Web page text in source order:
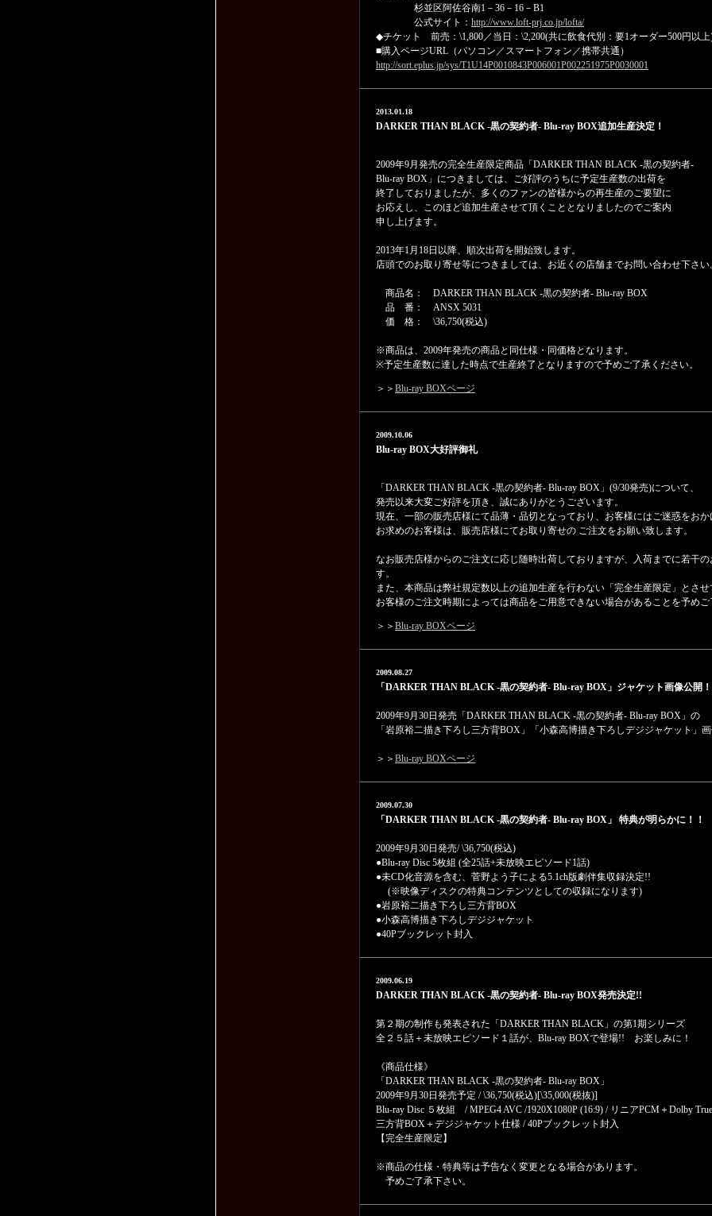
杉並区阿佐谷南1－36－16－B1
公式サイト： http://www.loft-prj.co.jp/lofta/
◆チケット 前売：\1,800／当日：\2,200(共に飲食代別：要1オーダー500円以上
■購入ページURL（パソコン／スマートフォン／携帯共通）
http://sort.eplus.jp/sys/T1U14P0010843P006001P002251975P0030001
2013.01.18
DARKER THAN BLACK -黒の契約者- Blu-ray BOX追加生産決定！
2009年9月発売の完全生産限定商品「DARKER THAN BLACK -黒の契約者-
Blu-ray BOX」につきましては、ご好評のうちに予定生産数の出荷を
終了しておりましたが、多くのファンの皆様からの再生産のご要望に
お応えし、このほど追加生産させて頂くこととなりましたのでご案内
申し上げます。
2013年1月18日以降、順次出荷を開始致します。
店頭でのお取り寄せ等につきましては、お近くの店舗までお問い合わせ下さい
商品名： DARKER THAN BLACK -黒の契約者- Blu-ray BOX
品 番： ANSX 5031
価 格： \36,750(税込)
※商品は、2009年発売の商品と同仕様・同価格となります。
※予定生産数に達した時点で生産終了となりますので予めご了承ください。
＞＞ Blu-ray BOXページ
2009.10.06
Blu-ray BOX大好評御礼
「DARKER THAN BLACK -黒の契約者- Blu-ray BOX」(9/30発売)について、
発売以来大変ご好評を頂き、誠にありがとうございます。
現在、一部の販売店様にて品薄・品切となっており、お客様にはご迷惑をお
お求めのお客様は、販売店様にてお取り寄せの ご注文をお願い致します。
なお販売店様からのご注文に応じ随時出荷しておりますが、入荷までに若干
す。
また、本商品は弊社規定数以上の追加生産を行わない「完全生産限定」とさ
お客様のご注文時期によっては商品をご用意できない場合があることを予め
＞＞ Blu-ray BOXページ
2009.08.27
「DARKER THAN BLACK -黒の契約者- Blu-ray BOX」ジャケット画像公開！
2009年9月30日発売「DARKER THAN BLACK -黒の契約者- Blu-ray BOX」の
「岩原裕二描き下ろし三方背BOX」「小森高博描き下ろしデジジャケット」
＞＞ Blu-ray BOXページ
2009.07.30
「DARKER THAN BLACK -黒の契約者- Blu-ray BOX」 特典が明らかに！！
2009年9月30日発売/ \36,750(税込)
●Blu-ray Disc 5枚組 (全25話+未放映エピソード1話)
●未CD化音源を含む、菅野よう子による5.1ch版劇伴集収録決定!!
(※映像ディスクの特典コンテンツとしての収録になります)
●岩原裕二描き下ろし三方背BOX
●小森高博描き下ろしデジジャケット
●40Pブックレット封入
2009.06.19
DARKER THAN BLACK -黒の契約者- Blu-ray BOX発売決定!!
第２期の制作も発表された「DARKER THAN BLACK」の第1期シリーズ
全２５話＋未放映エピソード１話が、Blu-ray BOXで登場!! お楽しみに！
《商品仕様》
「DARKER THAN BLACK -黒の契約者- Blu-ray BOX」
2009年9月30日発売予定 / \36,750(税込)[\35,000(税抜)]
Blu-ray Disc ５枚組 / MPEG4 AVC /1920X1080P (16:9) / リニアPCM＋Dolby
三方背BOX＋デジジャケット仕様 / 40Pブックレット封入
【完全生産限定】
※商品の仕様・特典等は予告なく変更となる場合があります。
予めご了承下さい。